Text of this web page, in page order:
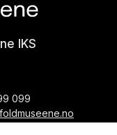
IKS
099